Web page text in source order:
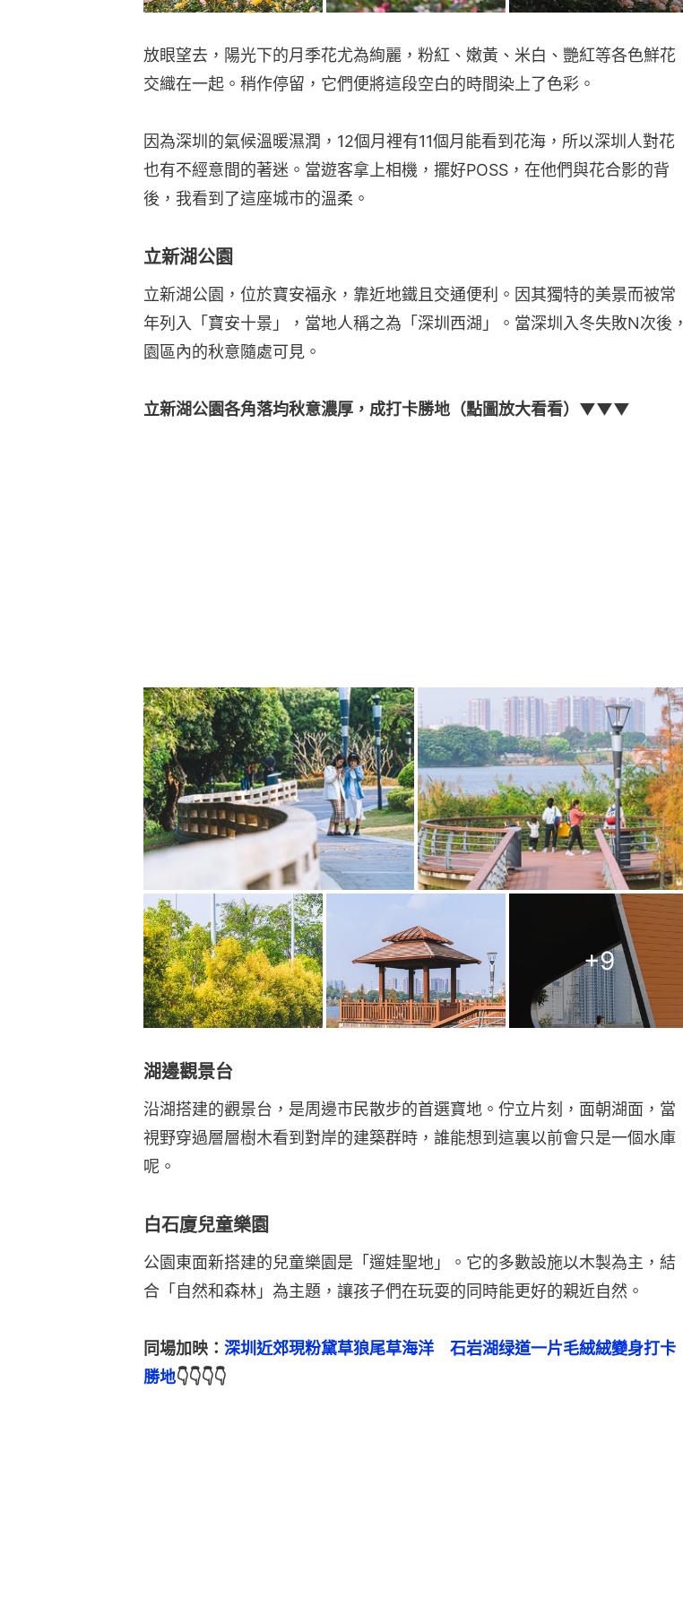
放眼望去，陽光下的月季花尤為絢麗，粉紅、嫩黃、米白、艷紅等各色鮮花
交織在一起。稍作停留，它們便將這段空白的時間染上了色彩。
因為深圳的氣候溫暖濕潤，12個月裡有11個月能看到花海，所以深圳人對花
也有不經意間的著迷。當遊客拿上相機，擺好POSS，在他們與花合影的背
後，我看到了這座城市的溫柔。
立新湖公園
立新湖公園，位於寶安福永，靠近地鐵且交通便利。因其獨特的美景而被常
年列入「寶安十景」，當地人稱之為「深圳西湖」。當深圳入冬失敗N次後，
園區內的秋意隨處可見。
立新湖公園各角落均秋意濃厚，成打卡勝地（點圖放大看看）▼▼▼
+9
湖邊觀景台
沿湖搭建的觀景台，是周邊市民散步的首選寶地。佇立片刻，面朝湖面，當
視野穿過層層樹木看到對岸的建築群時，誰能想到這裏以前會只是一個水庫
呢。
白石廈兒童樂園
公園東面新搭建的兒童樂園是「遛娃聖地」。它的多數設施以木製為主，結
合「自然和森林」為主題，讓孩子們在玩耍的同時能更好的親近自然。
同場加映： 深圳近郊現粉黛草狼尾草海洋　石岩湖绿道一片毛絨絨變身打卡
勝地👇👇👇👇